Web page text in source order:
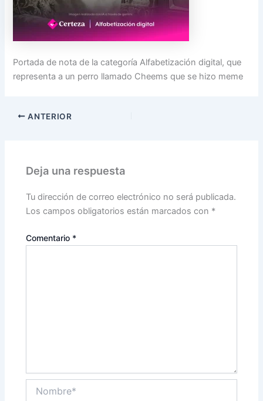
Portada de nota de la categoría Alfabetización digital, que
representa a un perro llamado Cheems que se hizo meme
ANTERIOR
Deja una respuesta
Tu dirección de correo electrónico no será publicada.
Los campos obligatorios están marcados con *
Comentario *